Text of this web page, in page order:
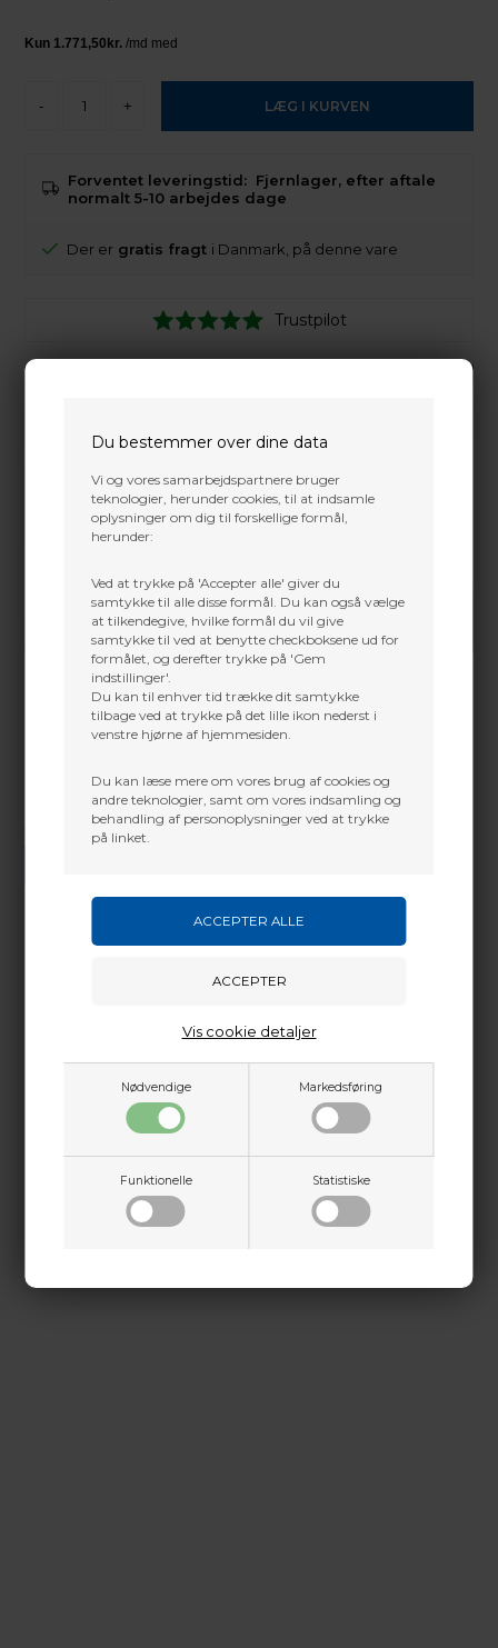
Du bestemmer over dine data
Vi og vores samarbejdspartnere bruger
teknologier, herunder cookies, til at indsamle
oplysninger om dig til forskellige formål,
herunder:
Ved at trykke på 'Accepter alle' giver du
samtykke til alle disse formål. Du kan også vælge
at tilkendegive, hvilke formål du vil give
samtykke til ved at benytte checkboksene ud for
formålet, og derefter trykke på 'Gem
indstillinger'.
Du kan til enhver tid trække dit samtykke
tilbage ved at trykke på det lille ikon nederst i
venstre hjørne af hjemmesiden.
Du kan læse mere om vores brug af cookies og
andre teknologier, samt om vores indsamling og
behandling af personoplysninger ved at trykke
på linket.
Nødvendige Markedsføring
Funktionelle Statistiske
Vis cookie detaljer
- +
Forventet leveringstid: Fjernlager, efter aftale
normalt 5-10 arbejdes dage
Der er gratis fragt i Danmark, på denne vare
Trustpilot
martin@baldurs-archery.dk
+45 9718 3356
kontakt@baldurs-archery.dk
Vi gør vores bedste for at besvare alle henvendelser indenfor 24 timer.
Dette passer godt sammen.